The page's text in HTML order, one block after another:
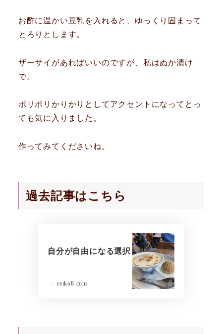
お酢に温かい豆乳を入れると、ゆっくり固まって
とろりとします。
ザーサイがあればいいのですが、私はぬか漬け
で。
ポリポリかりかりとしてアクセントになってとっ
ても気に入りました。
作ってみてくださいね。
過去記事はこちら
自分が自由になる選択
reiko8.com